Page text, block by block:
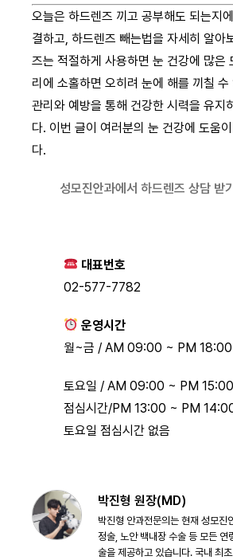
오늘은 하드렌즈 끼고 공부해도 되는지
결하고, 하드렌즈 빼는법을 자세히 알아
즈는 적절하게 사용하면 눈 건강에 많은
리에 소홀하면 오히려 눈에 해를 끼칠
관리와 예방을 통해 건강한 시력을 유지
다. 이번 글이 여러분의 눈 건강에 도움
다.
성모진안과에서 하드렌즈 상담 받
대표번호
02-577-7782
운영시간
월~금 / AM 09:00 ~ PM 18:00
토요일 / AM 09:00 ~ PM 15:00
점심시간/PM 13:00 ~ PM
토요일 점심시간 없음
박진형 원장(MD)
박진형 안과전문의는 현재 성모진
정술, 노안 백내장 수술 등 모든 연
술을 제공하고 있습니다. 국내 최